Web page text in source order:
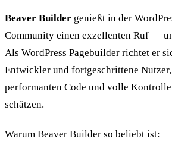
Beaver Builder genießt in der
Community einen exzellenten Ruf —
Als WordPress Pagebuilder richtet er
Entwickler und fortgeschrittene
performanten Code und volle
schätzen.
Warum Beaver Builder so beliebt ist: